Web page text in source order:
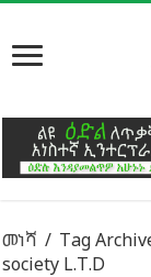
መነሻ / Tag
society L.T.D